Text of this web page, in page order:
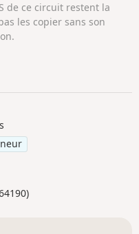
de ce circuit restent la
les copier sans son